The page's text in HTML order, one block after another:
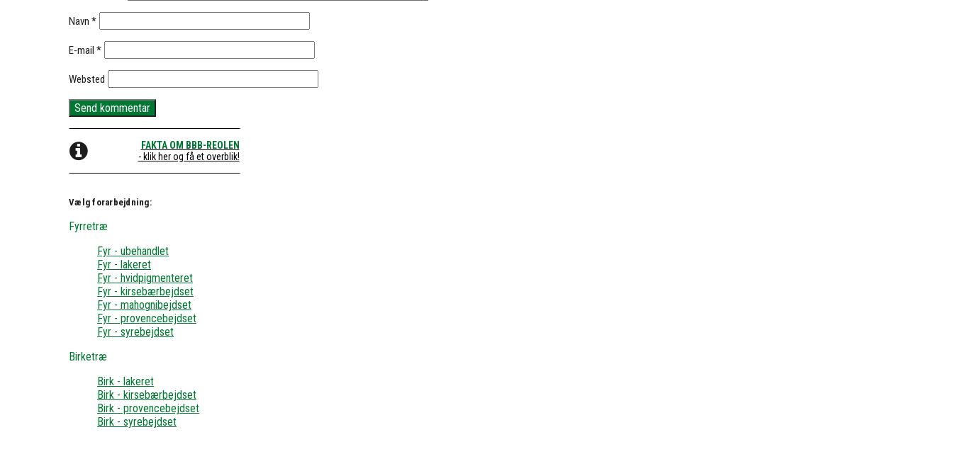
Navn *
E-mail *
Websted
FAKTA OM BBB-REOLEN
- klik her og få et overblik!
Vælg forarbejdning:
Fyrretræ
Fyr - ubehandlet
Fyr - lakeret
Fyr - hvidpigmenteret
Fyr - kirsebærbejdset
Fyr - mahognibejdset
Fyr - provencebejdset
Fyr - syrebejdset
Birketræ
Birk - lakeret
Birk - kirsebærbejdset
Birk - provencebejdset
Birk - syrebejdset